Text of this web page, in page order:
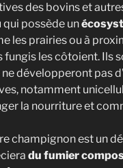
des bovins et
qui possède un
les prairies ou à
fungis les côtoient. Ils
ne développeront pas
notamment
la nourriture et
champignon est un
du fumier